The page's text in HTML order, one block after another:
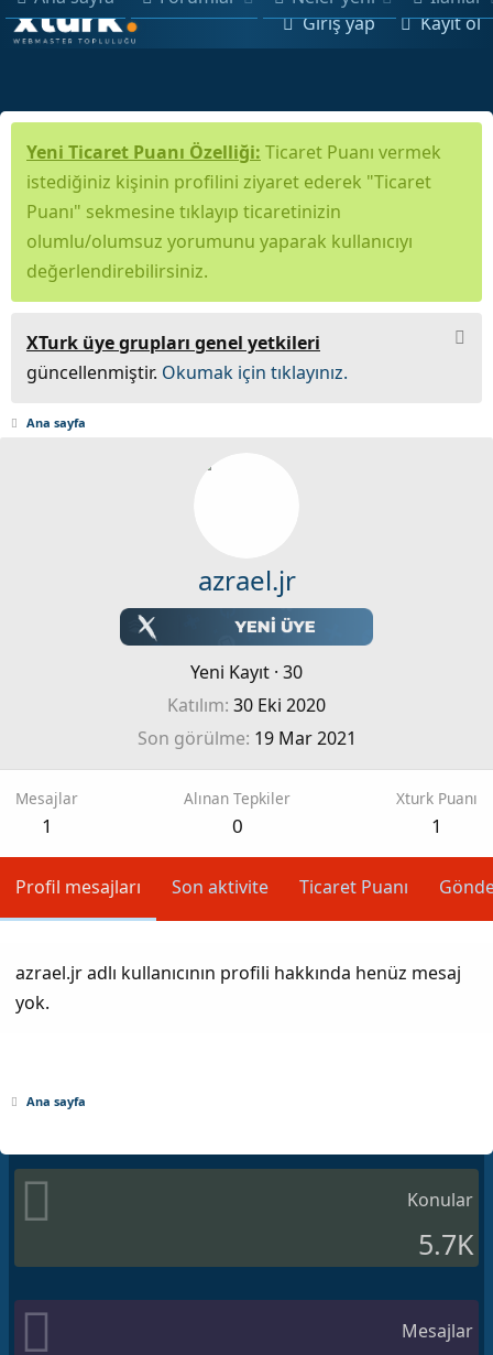
Giriş yap Kayıt ol
Yeni Ticaret Puanı Özelliği: Ticaret Puanı vermek
istediğiniz kişinin profilini ziyaret ederek "Ticaret
Puanı" sekmesine tıklayıp ticaretinizin
olumlu/olumsuz yorumunu yaparak kullanıcıyı
değerlendirebilirsiniz.
XTurk üye grupları genel yetkileri
güncellenmiştir. Okumak için tıklayınız.
Ana sayfa
azrael.jr
Yeni Kayıt · 30
Katılım 30 Eki 2020
Son görülme 19 Mar 2021
Mesajlar
1
Alınan Tepkiler
0
Xturk Puanı
1
Profil mesajları Son aktivite Ticaret Puanı
azrael.jr adlı kullanıcının profili hakkında henüz mesaj
yok.
Ana sayfa
Konular
5.7K
Mesajlar